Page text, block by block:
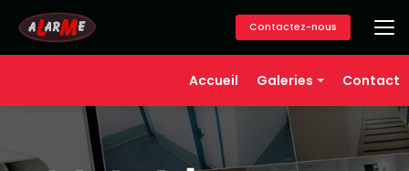
contenu
principal
Accueil
Galeries
Alarme
Vidéosurveillance
Contact
Contactez-nous